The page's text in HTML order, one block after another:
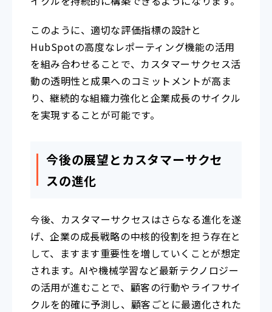
このように、適切な評価指標の設計と
HubSpotの高度なレポーティング機能の活用
を組み合わせることで、カスタマーサクセス活
動の透明性と成果へのコミットメントが高ま
り、継続的な組織力強化と企業成長のサイクル
を実現することが可能です。
今後の展望とカスタマーサクセ
スの進化
今後、カスタマーサクセスはさらなる進化を遂
げ、企業の成長戦略の中核的役割を担う存在と
して、ますます重要性を増していくことが想定
されます。AIや機械学習など最新テクノロジー
の活用が進むことで、顧客の行動やライフサイ
クルを的確に予測し、顧客ごとに最適化された